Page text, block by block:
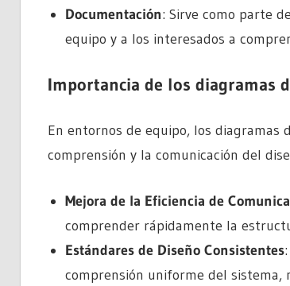
Documentación: Sirve como parte
equipo y a los interesados a
Importancia de los diagramas
En entornos de equipo, los diagramas
comprensión y la comunicación del
Mejora de la Eficiencia de
comprender rápidamente la
Estándares de Diseño Consistentes
comprensión uniforme del sistema,